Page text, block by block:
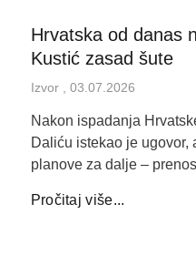
Hrvatska od danas
Kustić zasad šute
Izvor 03.07.2026
Nakon ispadanja
Daliću istekao je ugovor,
planove za dalje –
Pročitaj više...